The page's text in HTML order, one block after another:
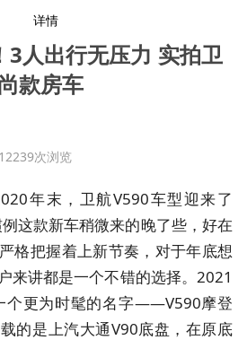
详情
3人出行无压力 实拍卫
款房车
12239次浏览
年末，卫航V590车型迎来了
这款新车稍微来的晚了些，好在
格把握着上新节奏，对于年底想
来讲都是一个不错的选择。2021
个更为时髦的名字——V590摩登
的是上汽大通V90底盘，在原底